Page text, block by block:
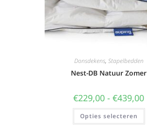
Donsdekens, Stapelbedden
Nest-DB Natuur Zomer
€229,00 - €439,00
Opties selecteren